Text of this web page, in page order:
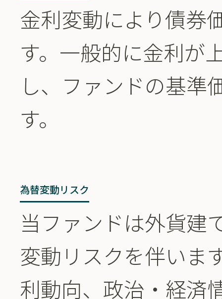
金利変動により債券
す。一般的に金利が
し、ファンドの基準
す。
為替変動リスク
当ファンドは外貨建
変動リスクを伴いま
利動向、政治・経済